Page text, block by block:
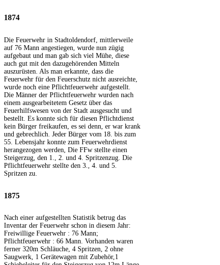
1874
Die Feuerwehr in Stadtoldendorf, mittlerweile
auf 76 Mann angestiegen, wurde nun zügig
aufgebaut und man gab sich viel Mühe, diese
auch gut mit den dazugehörenden Mitteln
auszurüsten. Als man erkannte, dass die
Feuerwehr für den Feuerschutz nicht ausreichte,
wurde noch eine Pflichtfeuerwehr aufgestellt.
Die Männer der Pflichtfeuerwehr wurden nach
einem ausgearbeitetem Gesetz über das
Feuerhilfswesen von der Stadt ausgesucht und
bestellt. Es konnte sich für diesen Pflichtdienst
kein Bürger freikaufen, es sei denn, er war krank
und gebrechlich. Jeder Bürger vom 18. bis zum
55. Lebensjahr konnte zum Feuerwehrdienst
herangezogen werden, Die FFw stellte einen
Steigerzug, den 1., 2. und 4. Spritzenzug. Die
Pflichtfeuerwehr stellte den 3., 4. und 5.
Spritzen zu.
1875
Nach einer aufgestellten Statistik betrug das
Inventar der Feuerwehr schon in diesem Jahr:
Freiwillige Feuerwehr : 76 Mann;
Pflichtfeuerwehr : 66 Mann. Vorhanden waren
ferner 320m Schläuche, 4 Spritzen, 2 ohne
Saugwerk, 1 Gerätewagen mit Zubehör,1